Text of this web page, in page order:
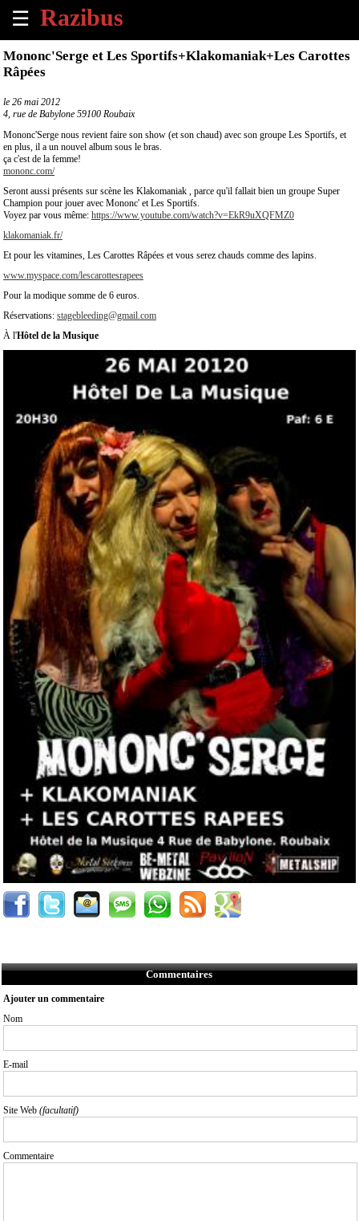
☰
×
Accueil
Tous
évènements
à
venir
Annoncer
évènement
Contact
À
propos
Mononc'Serge et Les Sportifs+Klakomaniak+Les Carottes
Râpées
le 26 mai 2012
4, rue de Babylone 59100 Roubaix
Mononc'Serge nous revient faire son show (et son chaud) avec son groupe Les Sportifs, et
en plus, il a un nouvel album sous le bras.
ça c'est de la femme!
mononc.com/
Seront aussi présents sur scène les Klakomaniak , parce qu'il fallait bien un groupe Super
Champion pour jouer avec Mononc' et Les Sportifs.
Voyez par vous même: https://www.youtube.com/watch?v=EkR9uXQFMZ0
klakomaniak.fr/
Et pour les vitamines, Les Carottes Râpées et vous serez chauds comme des lapins.
www.myspace.com/lescarottesrapees
Pour la modique somme de 6 euros.
Réservations: stagebleeding@gmail.com
À l'Hôtel de la Musique
Commentaires
Ajouter un commentaire
Nom
E-mail
Site Web (facultatif)
Commentaire